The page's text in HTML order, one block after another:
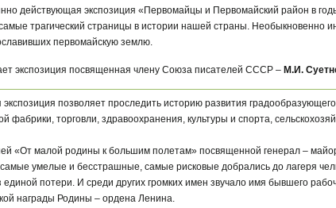
действующая экспозиция «Первомайцы и Первомайский район в
трагический страницы в истории нашей страны. Необыкновенно
первомайскую землю.
экспозиция посвященная члену Союза писателей СССР – М.И.
позволяет проследить историю развития
фабрики, торговли, здравоохранения, культуры и спорта,
«От малой родины к большим полетам» посвященной генерал –
самые умелые и бесстрашные, самые рисковые добрались до лагеря
потери. И среди других громких имен звучало имя бывшего
награды Родины – ордена Ленина.